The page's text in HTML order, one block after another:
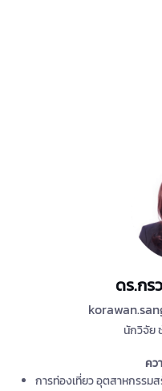
ดร.กร
นักวิจัย
คว
การท่องเที่ยว อุตสาหกรรม